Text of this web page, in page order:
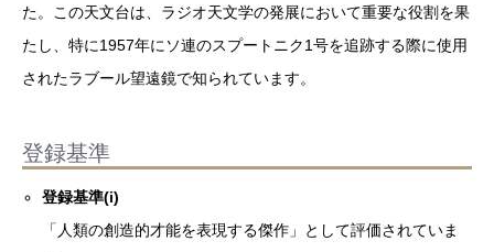
た。この天文台は、ラジオ天文学の発展において重要な役割を果
たし、特に1957年にソ連のスプートニク1号を追跡する際に使用
されたラブール望遠鏡で知られています。
登録基準
登録基準(i)
「人類の創造的才能を表現する傑作」として評価されていま